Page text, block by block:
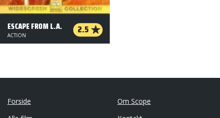
ESCAPE FROM L.A. 2.5
ACTION
Forside
Om Scope